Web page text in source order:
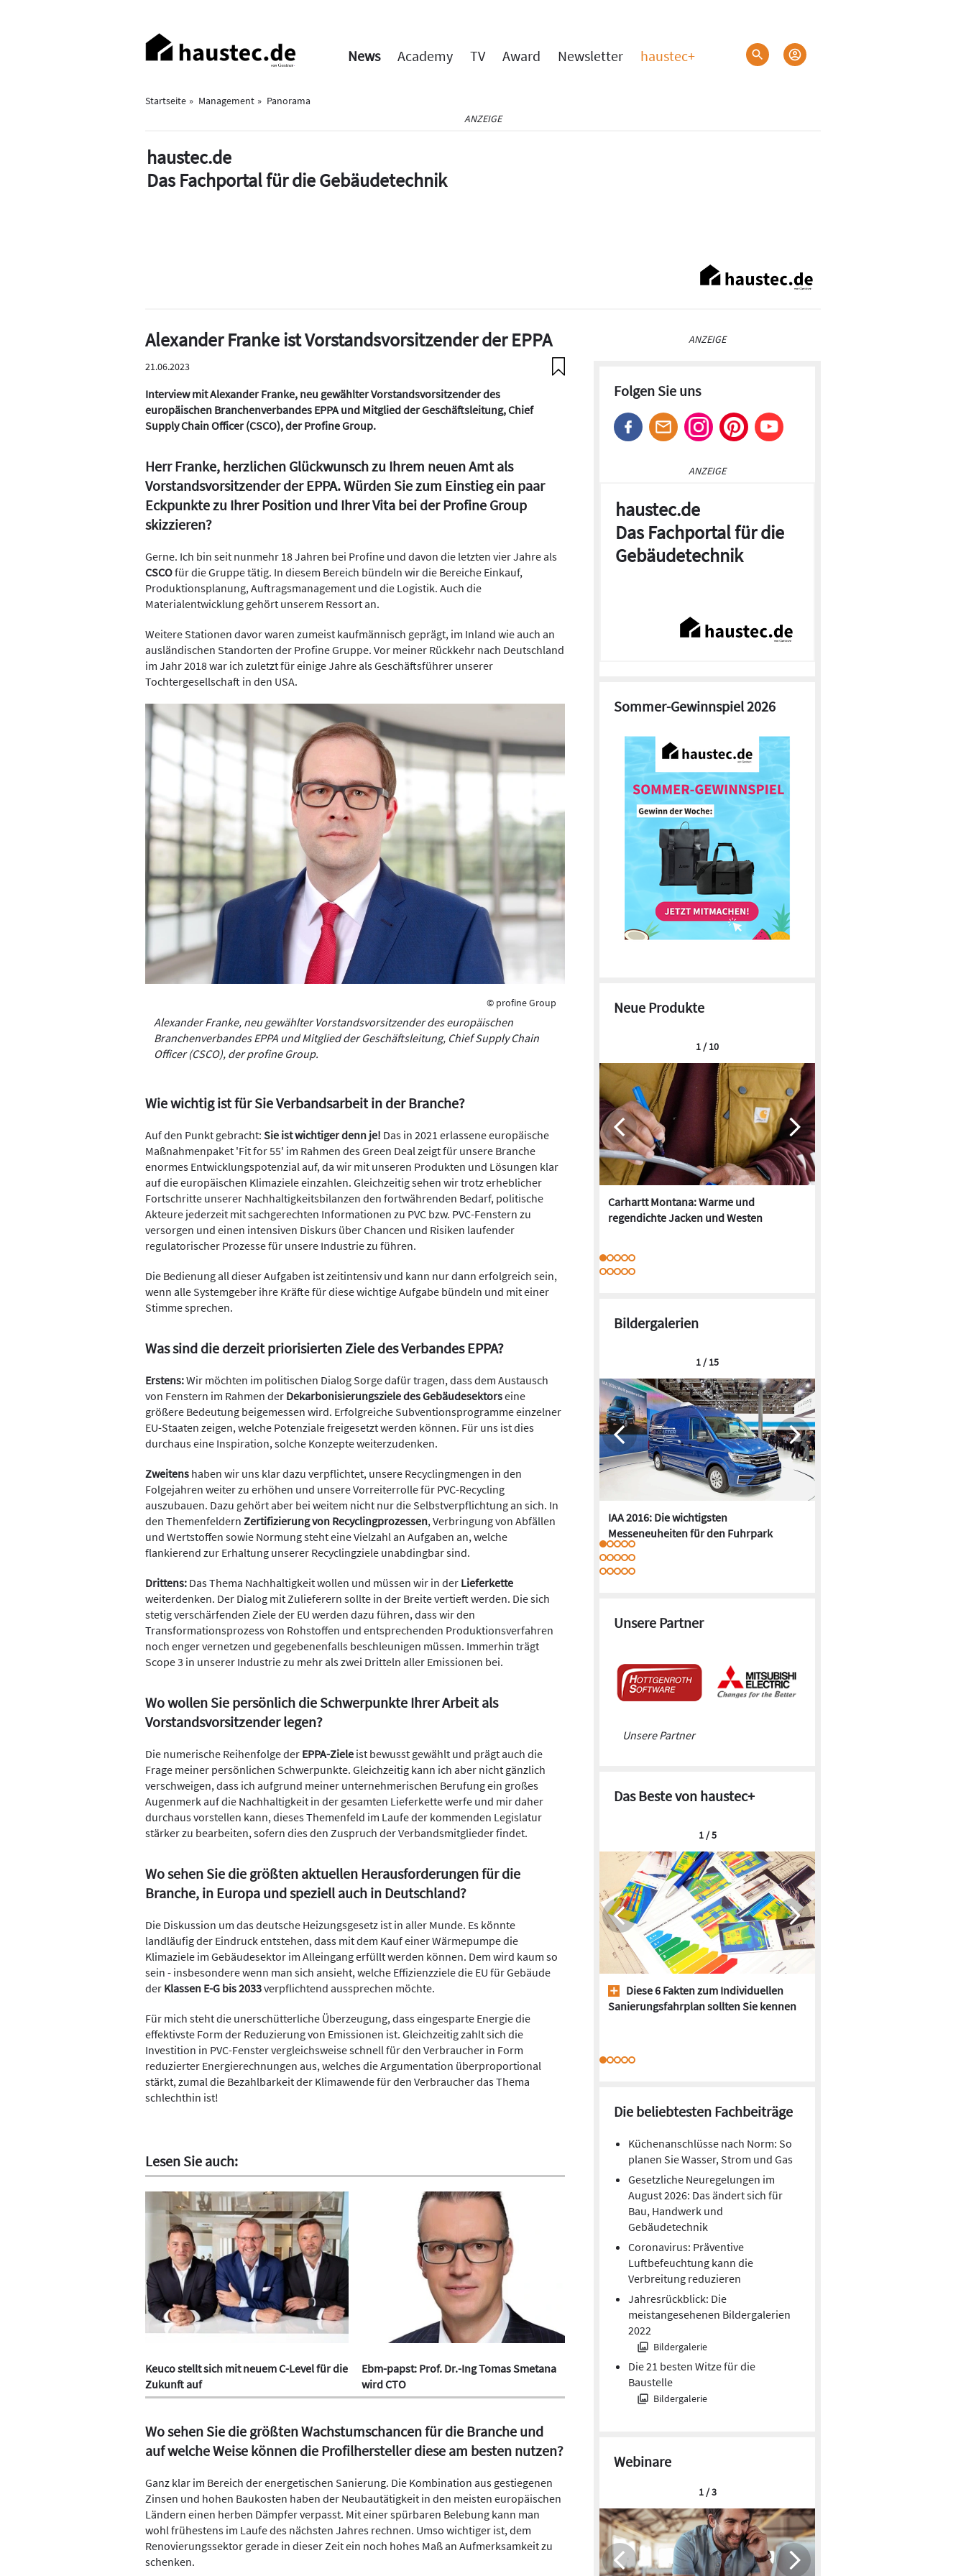
Haupt-
Navigation
News Academy TV Award Newsletter haustec+
Startseite Management
Panorama
ANZEIGE
haustec.de
Das Fachportal für die Gebäudetechnik
Alexander Franke ist Vorstandsvorsitzender der EPPA
21.06.2023
Interview mit Alexander Franke, neu gewählter Vorstandsvorsitzender des
europäischen Branchenverbandes EPPA und Mitglied der Geschäftsleitung, Chief
Supply Chain Officer (CSCO), der Profine Group.
Herr Franke, herzlichen Glückwunsch zu Ihrem neuen Amt als
Vorstandsvorsitzender der EPPA. Würden Sie zum Einstieg ein paar
Eckpunkte zu Ihrer Position und Ihrer Vita bei der Profine Group
skizzieren?
Gerne. Ich bin seit nunmehr 18 Jahren bei Profine und davon die letzten vier Jahre als
CSCOfür die Gruppe tätig. In diesem Bereich bündeln wir die Bereiche Einkauf,
Produktionsplanung, Auftragsmanagement und die Logistik. Auch die
Materialentwicklung gehört unserem Ressort an.
Weitere Stationen davor waren zumeist kaufmännisch geprägt, im Inland wie auch an
ausländischen Standorten der Profine Gruppe. Vor meiner Rückkehr nach Deutschland
im Jahr 2018 war ich zuletzt für einige Jahre als Geschäftsführer unserer
Tochtergesellschaft in den USA.
© profine Group
Alexander Franke, neu gewählter Vorstandsvorsitzender des europäischen
Branchenverbandes EPPA und Mitglied der Geschäftsleitung, Chief Supply Chain
Officer (CSCO), der profine Group.
Wie wichtig ist für Sie Verbandsarbeit in der Branche?
Auf den Punkt gebracht: Sie ist wichtiger denn je! Das in 2021 erlassene europäische
Maßnahmenpaket 'Fit for 55' im Rahmen des Green Deal zeigt für unsere Branche
enormes Entwicklungspotenzial auf, da wir mit unseren Produkten und Lösungen klar
auf die europäischen Klimaziele einzahlen. Gleichzeitig sehen wir trotz erheblicher
Fortschritte unserer Nachhaltigkeitsbilanzen den fortwährenden Bedarf, politische
Akteure jederzeit mit sachgerechten Informationen zu PVC bzw. PVC-Fenstern zu
versorgen und einen intensiven Diskurs über Chancen und Risiken laufender
regulatorischer Prozesse für unsere Industrie zu führen.
Die Bedienung all dieser Aufgaben ist zeitintensiv und kann nur dann erfolgreich sein,
wenn alle Systemgeber ihre Kräfte für diese wichtige Aufgabe bündeln und mit einer
Stimme sprechen.
Was sind die derzeit priorisierten Ziele des Verbandes EPPA?
Erstens:Wir möchten im politischen Dialog Sorge dafür tragen, dass dem Austausch
von Fenstern im Rahmen der Dekarbonisierungsziele des Gebäudesektorseine
größere Bedeutung beigemessen wird. Erfolgreiche Subventionsprogramme einzelner
EU-Staaten zeigen, welche Potenziale freigesetzt werden können. Für uns ist dies
durchaus eine Inspiration, solche Konzepte weiterzudenken.
Zweitens haben wir uns klar dazu verpflichtet, unsere Recyclingmengen in den
Folgejahren weiter zu erhöhen und unsere Vorreiterrolle für PVC-Recycling
auszubauen. Dazu gehört aber bei weitem nicht nur die Selbstverpflichtung an sich. In
den Themenfeldern Zertifizierung von Recyclingprozessen, Verbringung von Abfällen
und Wertstoffen sowie Normung steht eine Vielzahl an Aufgaben an, welche
flankierend zur Erhaltung unserer Recyclingziele unabdingbar sind.
Drittens: Das Thema Nachhaltigkeit wollen und müssen wir in der Lieferkette
weiterdenken. Der Dialog mit Zulieferern sollte in der Breite vertieft werden. Die sich
stetig verschärfenden Ziele der EU werden dazu führen, dass wir den
Transformationsprozess von Rohstoffen und entsprechenden Produktionsverfahren
noch enger vernetzen und gegebenenfalls beschleunigen müssen. Immerhin trägt
Scope 3 in unserer Industrie zu mehr als zwei Dritteln aller Emissionen bei.
Wo wollen Sie persönlich die Schwerpunkte Ihrer Arbeit als
Vorstandsvorsitzender legen?
Die numerische Reihenfolge der EPPA-Ziele ist bewusst gewählt und prägt auch die
Frage meiner persönlichen Schwerpunkte. Gleichzeitig kann ich aber nicht gänzlich
verschweigen, dass ich aufgrund meiner unternehmerischen Berufung ein großes
Augenmerk auf die Nachhaltigkeit in der gesamten Lieferkette werfe und mir daher
durchaus vorstellen kann, dieses Themenfeld im Laufe der kommenden Legislatur
stärker zu bearbeiten, sofern dies den Zuspruch der Verbandsmitglieder findet.
Wo sehen Sie die größten aktuellen Herausforderungen für die
Branche, in Europa und speziell auch in Deutschland?
Die Diskussion um das deutsche Heizungsgesetz ist in aller Munde. Es könnte
landläufig der Eindruck entstehen, dass mit dem Kauf einer Wärmepumpe die
Klimaziele im Gebäudesektor im Alleingang erfüllt werden können. Dem wird kaum so
sein - insbesondere wenn man sich ansieht, welche Effizienzziele die EU für Gebäude
der Klassen E-G bis 2033verpflichtend aussprechen möchte.
Für mich steht die unerschütterliche Überzeugung, dass eingesparte Energie die
effektivste Form der Reduzierung von Emissionen ist. Gleichzeitig zahlt sich die
Investition in PVC-Fenster vergleichsweise schnell für den Verbraucher in Form
reduzierter Energierechnungen aus, welches die Argumentation überproportional
stärkt, zumal die Bezahlbarkeit der Klimawende für den Verbraucher das Thema
schlechthin ist!
Lesen Sie auch:
Ebm-papst: Prof. Dr.-Ing Tomas Smetana
wird CTO
Keuco stellt sich mit neuem C-Level für die
Zukunft auf
Wo sehen Sie die größten Wachstumschancen für die Branche und
auf welche Weise können die Profilhersteller diese am besten nutzen?
Ganz klar im Bereich der energetischen Sanierung. Die Kombination aus gestiegenen
Zinsen und hohen Baukosten haben der Neubautätigkeit in den meisten europäischen
Ländern einen herben Dämpfer verpasst. Mit einer spürbaren Belebung kann man
wohl frühestens im Laufe des nächsten Jahres rechnen. Umso wichtiger ist, dem
Renovierungssektor gerade in dieser Zeit ein noch hohes Maß an Aufmerksamkeit zu
schenken.
ANZEIGE
Folgen Sie uns
ANZEIGE
haustec.de
Das Fachportal für die
Gebäudetechnik
Sommer-Gewinnspiel 2026
Neue Produkte
Carhartt Montana: Warme und
regendichte Jacken und Westen
1 / 10
Bildergalerien
IAA 2016: Die wichtigsten
Messeneuheiten für den Fuhrpark
1 / 15
Unsere Partner
Unsere Partner
Das Beste von haustec+
Diese 6 Fakten zum Individuellen
Sanierungsfahrplan sollten Sie kennen
1 / 5
Die beliebtesten Fachbeiträge
Küchenanschlüsse nach Norm: So
planen Sie Wasser, Strom und Gas
Gesetzliche Neuregelungen im
August 2026: Das ändert sich für
Bau, Handwerk und
Gebäudetechnik
Coronavirus: Präventive
Luftbefeuchtung kann die
Verbreitung reduzieren
Jahresrückblick: Die
meistangesehenen Bildergalerien
2022
Bildergalerie
Die 21 besten Witze für die
Baustelle
Bildergalerie
Webinare
1 / 3